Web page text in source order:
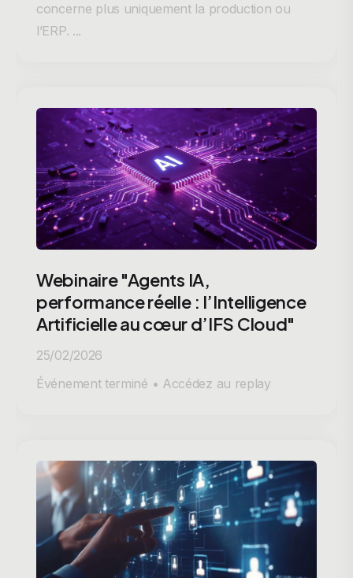
concerne plus uniquement la production ou
l’ERP. ...
Webinaire "Agents IA,
performance réelle : l’Intelligence
Artificielle au cœur d’IFS Cloud"
25/02/2026
Événement terminé • Accédez au replay